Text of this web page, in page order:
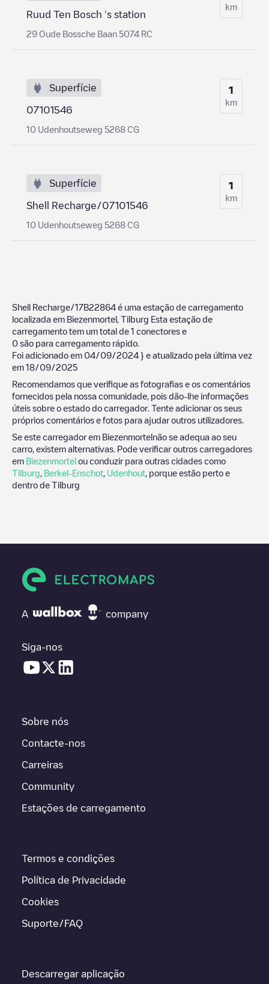
Ruud Ten Bosch 's station
29 Oude Bossche Baan 5074 RC
km
Superfície
07101546
10 Udenhoutseweg 5268 CG
1
km
Superfície
Shell Recharge/07101546
10 Udenhoutseweg 5268 CG
1
km
Shell Recharge/17B22864 é uma estação de carregamento
localizada em Biezenmortel Tilburg Esta estação de
carregamento tem um total de 1 conectores e
0 são para carregamento rápido.
Foi adicionado em 04/09/2024 } e atualizado pela última vez
em 18/09/2025
Recomendamos que verifique as fotografias e os comentários
fornecidos pela nossa comunidade, pois dão-lhe informações
úteis sobre o estado do carregador. Tente adicionar os seus
próprios comentários e fotos para ajudar outros utilizadores.
Se este carregador em Biezenmortelnão se adequa ao seu
carro, existem alternativas. Pode verificar outros carregadores
em Biezenmortel ou conduzir para outras cidades como
Tilburg Berkel-Enschot Udenhout , porque estão perto e
dentro de Tilburg
A company
Siga-nos
Sobre nós
Contacte-nos
Carreiras
Community
Estações de carregamento
Termos e condições
Política de Privacidade
Cookies
Suporte/FAQ
Descarregar aplicação